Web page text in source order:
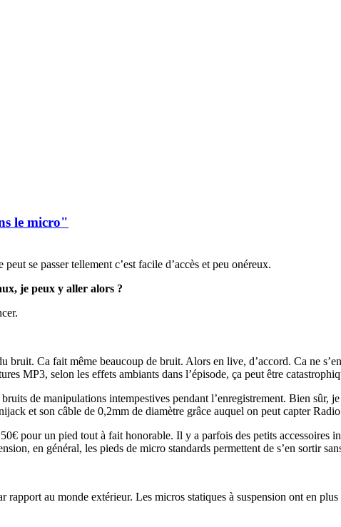
le micro"
se passer tellement c’est facile d’accès et peu onéreux.
je peux y aller alors ?
Ca fait même beaucoup de bruit. Alors en live, d’accord. Ca ne
MP3, selon les effets ambiants dans l’épisode, ça peut être
de manipulations intempestives pendant l’enregistrement. Bien sûr,
et son câble de 0,2mm de diamètre grâce auquel on peut capter
pour un pied tout à fait honorable. Il y a parfois des petits accessoires
en général, les pieds de micro standards permettent de s’en sortir
au monde extérieur. Les micros statiques à suspension ont en